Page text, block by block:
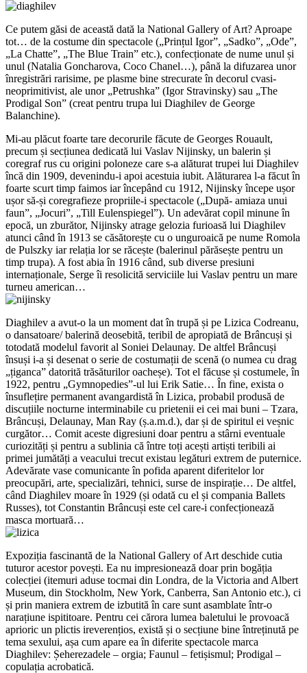
Ce putem găsi de această dată la National Gallery of Art? Aproape
tot… de la costume din spectacole („Prințul Igor”, „Sadko”, „Ode”,
„La Chatte”, „The Blue Train” etc.), confecționate de nume unul și
unul (Natalia Goncharova, Coco Chanel…), până la difuzarea unor
înregistrări rarisime, pe plasme bine strecurate în decorul cvasi-
neoprimitivist, ale unor „Petrushka” (Igor Stravinsky) sau „The
Prodigal Son” (creat pentru trupa lui Diaghilev de George
Balanchine).
Mi-au plăcut foarte tare decorurile făcute de Georges Rouault,
precum și secțiunea dedicată lui Vaslav Nijinsky, un balerin și
coregraf rus cu origini poloneze care s-a alăturat trupei lui Diaghilev
încă din 1909, devenindu-i apoi acestuia iubit. Alăturarea l-a făcut în
foarte scurt timp faimos iar începând cu 1912, Nijinsky începe ușor
ușor să-și coregrafieze propriile-i spectacole („După- amiaza unui
faun”, „Jocuri”, „Till Eulenspiegel”). Un adevărat copil minune în
epocă, un zburător, Nijinsky atrage gelozia furioasă lui Diaghilev
atunci când în 1913 se căsătorește cu o unguroaică pe nume Romola
de Pulszky iar relația lor se răcește (balerinul părăsește pentru un
timp trupa). A fost abia în 1916 când, sub diverse presiuni
internaționale, Serge îi resolicită serviciile lui Vaslav pentru un mare
turneu american…
Diaghilev a avut-o la un moment dat în trupă și pe Lizica Codreanu,
o dansatoare/ balerină deosebită, teribil de apropiată de Brâncuși și
totodată modelul favorit al Soniei Delaunay. De altfel Brâncuși
însuși i-a și desenat o serie de costumații de scenă (o numea cu drag
„țiganca” datorită trăsăturilor oacheșe). Tot el făcuse și costumele, în
1922, pentru „Gymnopedies”-ul lui Erik Satie… În fine, exista o
însuflețire permanent avangardistă în Lizica, probabil produsă de
discuțiile nocturne interminabile cu prietenii ei cei mai buni – Tzara,
Brâncuși, Delaunay, Man Ray (ș.a.m.d.), dar și de spiritul ei veșnic
curgător… Comit aceste digresiuni doar pentru a stârni eventuale
curiozități și pentru a sublinia că între toți acești artiști teribili ai
primei jumătăți a veacului trecut existau legături extrem de puternice.
Adevărate vase comunicante în pofida aparent diferitelor lor
preocupări, arte, specializări, tehnici, surse de inspirație… De altfel,
când Diaghilev moare în 1929 (și odată cu el și compania Ballets
Russes), tot Constantin Brâncuși este cel care-i confecționează
masca mortuară…
Expoziția fascinantă de la National Gallery of Art deschide cutia
tuturor acestor povești. Ea nu impresionează doar prin bogăția
colecției (itemuri aduse tocmai din Londra, de la Victoria and Albert
Museum, din Stockholm, New York, Canberra, San Antonio etc.), ci
și prin maniera extrem de izbutită în care sunt asamblate într-o
narațiune ispititoare. Pentru cei cărora lumea baletului le provoacă
aprioric un plictis ireverențios, există și o secțiune bine întreținută pe
tema sexului, așa cum apare ea în diferite spectacole marca
Diaghilev: Șeherezadele – orgia; Faunul – fetișismul; Prodigal –
copulația acrobatică.